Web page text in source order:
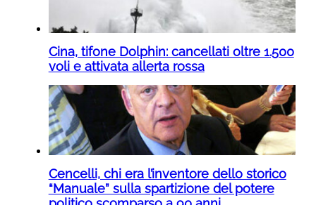
Cina, tifone Dolphin: cancellati oltre 1.500
voli e attivata allerta rossa
Cencelli, chi era l’inventore dello storico
“Manuale” sulla spartizione del potere